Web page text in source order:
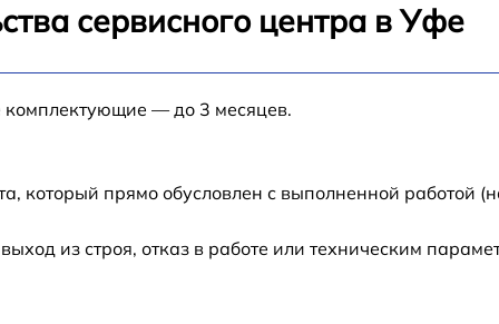
от 60 мин
от 60 мин
сервисного центра в Уфе
комплектующие — до 3 месяцев.
который прямо обусловлен с выполненной работой
из строя, отказ в работе или техническим